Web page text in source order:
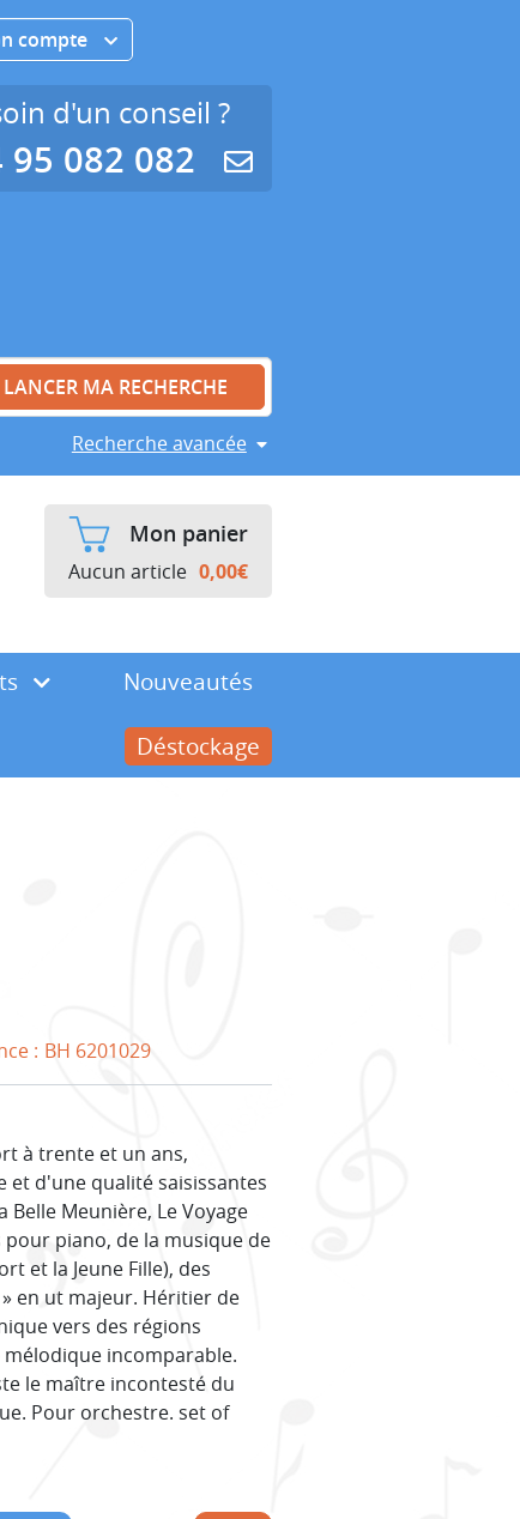
Recherche avancée
compte
d'un conseil ?
082 082
Mon panier
Aucun article 0,00€
Nouveautés
Déstockage
: BH 6201029
à trente et un ans,
d'une qualité saisissantes
Meunière, Le Voyage
piano, de la musique de
et la Jeune Fille), des
en ut majeur. Héritier de
vers des régions
incomparable.
le maître incontesté du
Pour orchestre. set of